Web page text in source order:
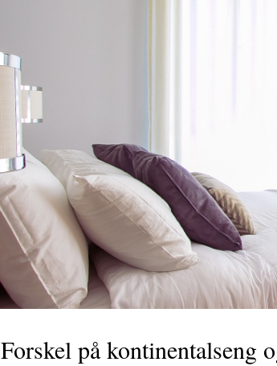
Forskel på kontinentalseng